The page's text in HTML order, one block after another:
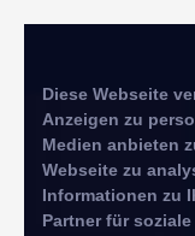
Diese Webseite
Anzeigen zu
Medien anbieten
Webseite zu
Informationen zu
Partner für